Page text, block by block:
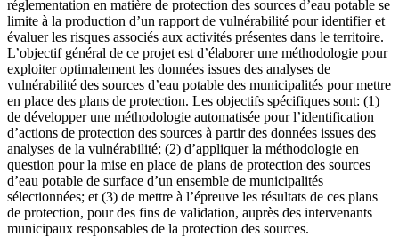
réglementation en matière de protection des sources d’eau potable se
limite à la production d’un rapport de vulnérabilité pour identifier et
évaluer les risques associés aux activités présentes dans le territoire.
L’objectif général de ce projet est d’élaborer une méthodologie pour
exploiter optimalement les données issues des analyses de
vulnérabilité des sources d’eau potable des municipalités pour mettre
en place des plans de protection. Les objectifs spécifiques sont: (1)
de développer une méthodologie automatisée pour l’identification
d’actions de protection des sources à partir des données issues des
analyses de la vulnérabilité; (2) d’appliquer la méthodologie en
question pour la mise en place de plans de protection des sources
d’eau potable de surface d’un ensemble de municipalités
sélectionnées; et (3) de mettre à l’épreuve les résultats de ces plans
de protection, pour des fins de validation, auprès des intervenants
municipaux responsables de la protection des sources.